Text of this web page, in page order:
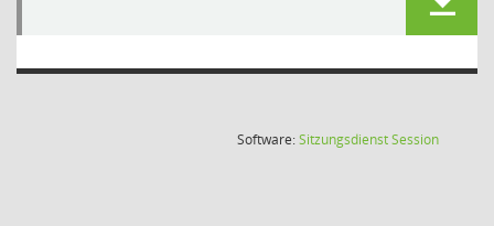
Software:SitzungsdienstSession(Wird in